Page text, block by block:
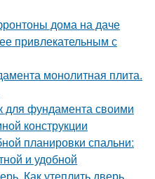
дома на даче
привлекательным с
монолитная плита.
для фундамента своими
конструкции
планировки спальни:
и удобной
Как утеплить дверь